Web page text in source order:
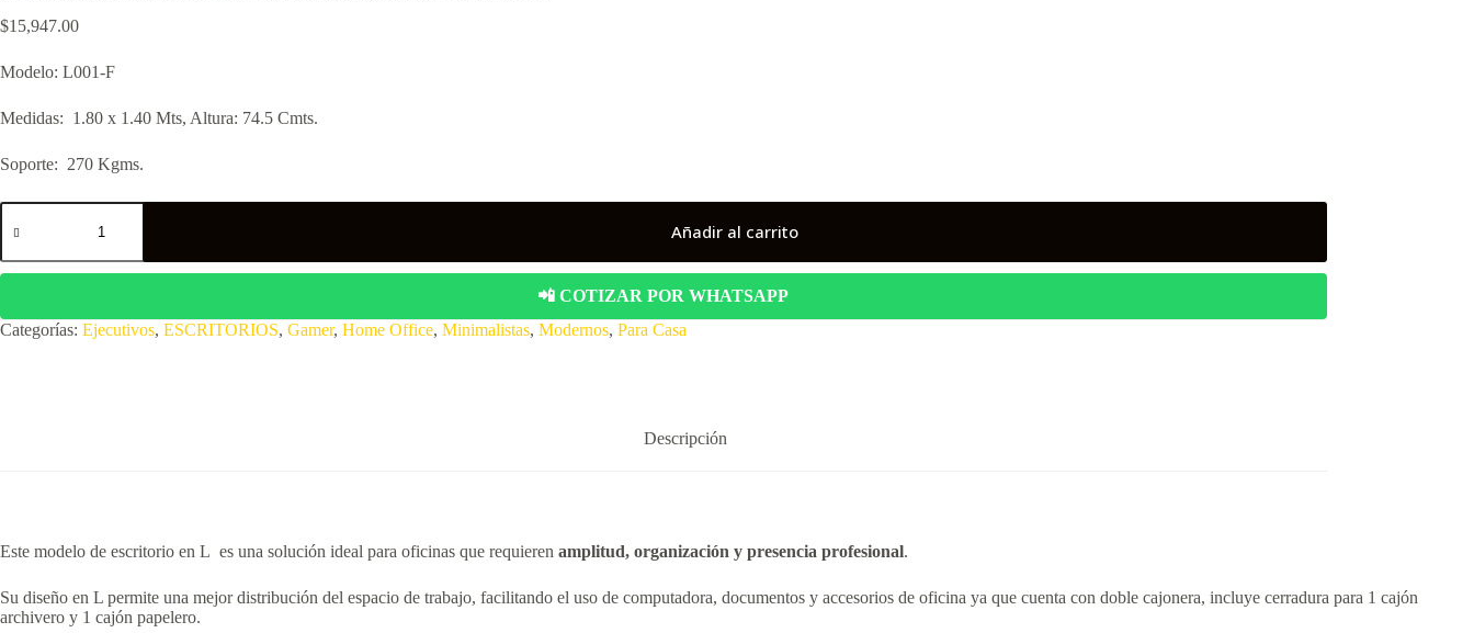
$15,947.00
Modelo: L001-F
Medidas: 1.80 x 1.40 Mts, Altura: 74.5 Cmts.
Soporte: 270 Kgms.
Escritorio
moderno
minimalista,
cajonera,
multifucional,
Añadir al carrito
📲 COTIZAR POR WHATSAPP
Categorías: Ejecutivos, ESCRITORIOS, Gamer, Home Office, Minimalistas, Modernos, Para Casa
Descripción
Este modelo de escritorio en L es una solución ideal para oficinas que requieren amplitud, organización y presencia profesional.
Su diseño en L permite una mejor distribución del espacio de trabajo, facilitando el uso de computadora, documentos y accesorios de oficina ya que cuenta con doble cajonera, incluye cerradura para 1 cajón
archivero y 1 cajón papelero.